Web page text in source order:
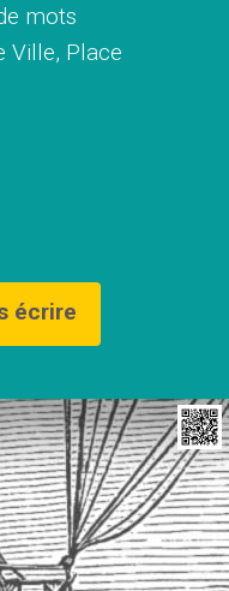
mots
Ville, Place
écrire